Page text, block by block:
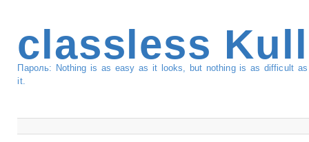
classless
Пароль: Nothing is as easy as it looks, but nothing is as difficult
it.